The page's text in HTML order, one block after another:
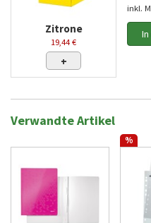
Zitrone
19,44 €
+
inkl.
Verwandte Artikel
%